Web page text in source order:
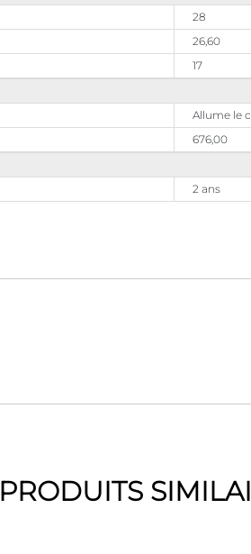
28
26,60
17
Allume le
676,00
2 ans
PRODUITS